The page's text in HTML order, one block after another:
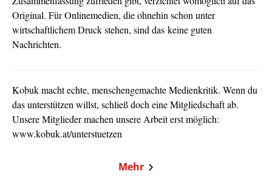
Original. Für Onlinemedien, die ohnehin schon unter
wirtschaftlichem Druck stehen, sind das keine guten
Nachrichten.
Kobuk macht echte, menschengemachte Medienkritik. Wenn du
das unterstützen willst, schließ doch eine Mitgliedschaft ab.
Unsere Mitglieder machen unsere Arbeit erst möglich:
www.kobuk.at/unterstuetzen
Mehr